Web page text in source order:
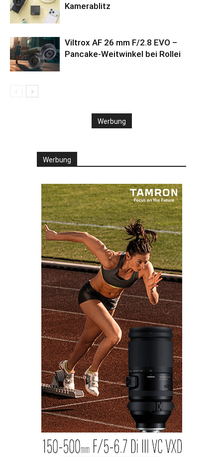
Kamerablitz
Viltrox AF 26 mm F/2.8 EVO –
Pancake-Weitwinkel bei Rollei
Werbung
Werbung